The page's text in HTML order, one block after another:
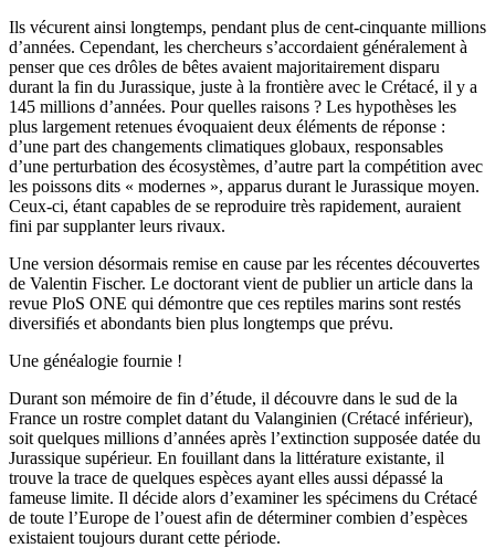
Ils vécurent ainsi longtemps, pendant plus de cent-cinquante millions
d’années. Cependant, les chercheurs s’accordaient généralement à
penser que ces drôles de bêtes avaient majoritairement disparu
durant la fin du Jurassique, juste à la frontière avec le Crétacé, il y a
145 millions d’années. Pour quelles raisons ? Les hypothèses les
plus largement retenues évoquaient deux éléments de réponse :
d’une part des changements climatiques globaux, responsables
d’une perturbation des écosystèmes, d’autre part la compétition avec
les poissons dits « modernes », apparus durant le Jurassique moyen.
Ceux-ci, étant capables de se reproduire très rapidement, auraient
fini par supplanter leurs rivaux.
Une version désormais remise en cause par les récentes découvertes
de Valentin Fischer. Le doctorant vient de publier un article dans la
revue PloS ONE qui démontre que ces reptiles marins sont restés
diversifiés et abondants bien plus longtemps que prévu.
Une généalogie fournie !
Durant son mémoire de fin d’étude, il découvre dans le sud de la
France un rostre complet datant du Valanginien (Crétacé inférieur),
soit quelques millions d’années après l’extinction supposée datée du
Jurassique supérieur. En fouillant dans la littérature existante, il
trouve la trace de quelques espèces ayant elles aussi dépassé la
fameuse limite. Il décide alors d’examiner les spécimens du Crétacé
de toute l’Europe de l’ouest afin de déterminer combien d’espèces
existaient toujours durant cette période.